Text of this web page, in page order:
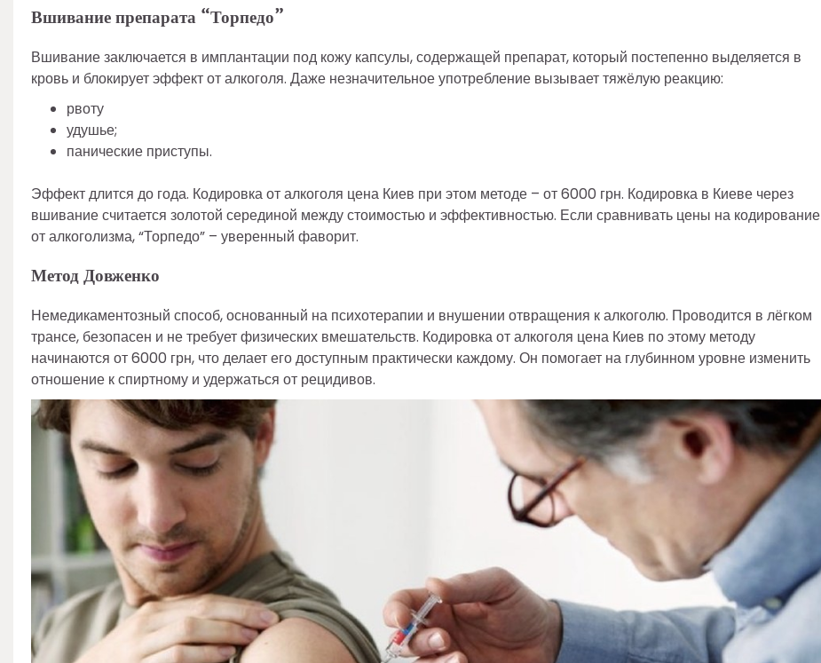
Вшивание препарата “Торпедо”
Вшивание заключается в имплантации под кожу капсулы, содержащей препарат, который постепенно выделяется в
кровь и блокирует эффект от алкоголя. Даже незначительное употребление вызывает тяжёлую реакцию:
рвоту
удушье;
панические приступы.
Эффект длится до года. Кодировка от алкоголя цена Киев при этом методе – от 6000 грн. Кодировка в Киеве через
вшивание считается золотой серединой между стоимостью и эффективностью. Если сравнивать цены на кодирование
от алкоголизма, “Торпедо” – уверенный фаворит.
Метод Довженко
Немедикаментозный способ, основанный на психотерапии и внушении отвращения к алкоголю. Проводится в лёгком
трансе, безопасен и не требует физических вмешательств. Кодировка от алкоголя цена Киев по этому методу
начинаются от 6000 грн, что делает его доступным практически каждому. Он помогает на глубинном уровне изменить
отношение к спиртному и удержаться от рецидивов.